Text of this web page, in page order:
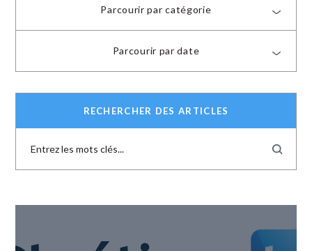
Parcourir par catégorie
Parcourir par date
RECHERCHER DES ARTICLES